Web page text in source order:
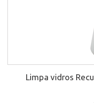
Limpa vidros